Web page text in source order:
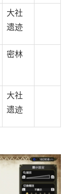
大社
遗迹
密林
大社
遗迹